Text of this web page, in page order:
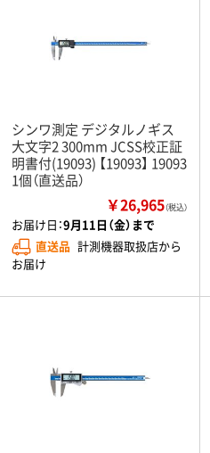
シンワ測定 デジタルノギス
大文字2 300mm JCSS校正証
明書付(19093) 【19093】 19093
1個（直送品）
￥26,965（税込）
お届け日：9月11日（金）まで
直送品 計測機器取扱店から
お届け